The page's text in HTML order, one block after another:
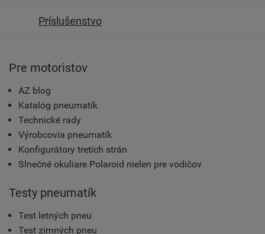
Príslušenstvo
Pre motoristov
AZ blog
Katalóg pneumatík
Technické rady
Výrobcovia pneumatík
Konfigurátory tretích strán
Slnečné okuliare Polaroid nielen pre vodičov
Testy pneumatík
Test letných pneu
Test zimných pneu